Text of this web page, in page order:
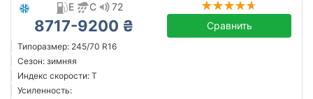
E
C 72
8717-9200 ₴ Сравнить
Типоразмер: 245/70 R16
Сезон: зимняя
Индекс скорости: T
Усиленность: